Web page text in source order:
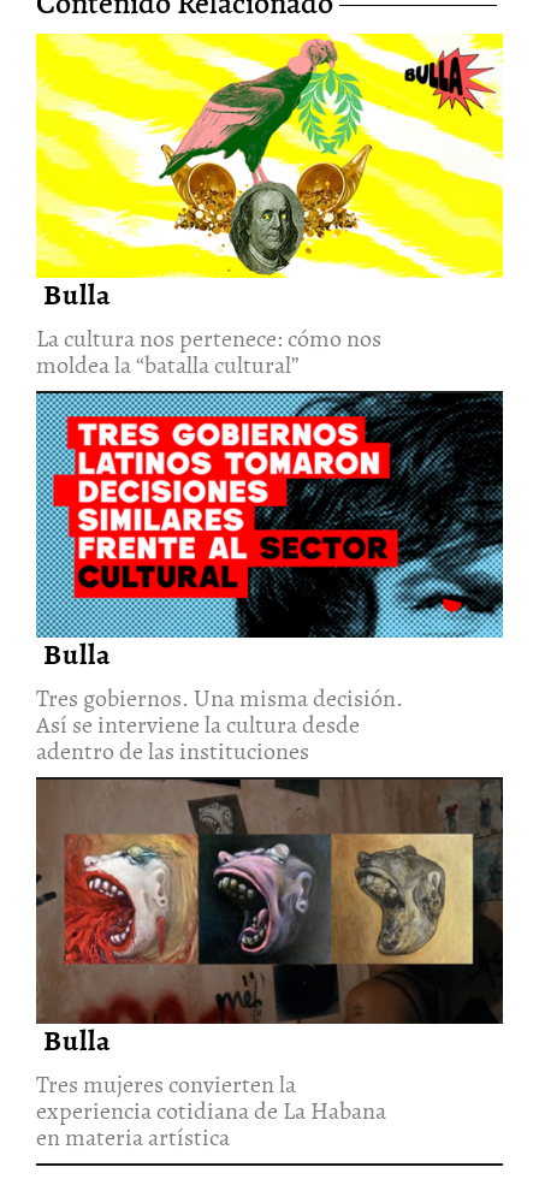
La cultura nos pertenece: cómo
nos moldea la “batalla cultural”
6/Ago/2026
Bulla
La cultura nos pertenece: cómo nos
moldea la “batalla cultural”
Tres gobiernos. Una misma
decisión. Así se interviene la
cultura desde adentro de las
instituciones
Bulla
Tres gobiernos. Una misma decisión.
Así se interviene la cultura desde
adentro de las instituciones
Tres mujeres convierten la
experiencia cotidiana de La
Habana en materia artística
30/Jul/2026
Bulla
Tres mujeres convierten la
experiencia cotidiana de La Habana
en materia artística